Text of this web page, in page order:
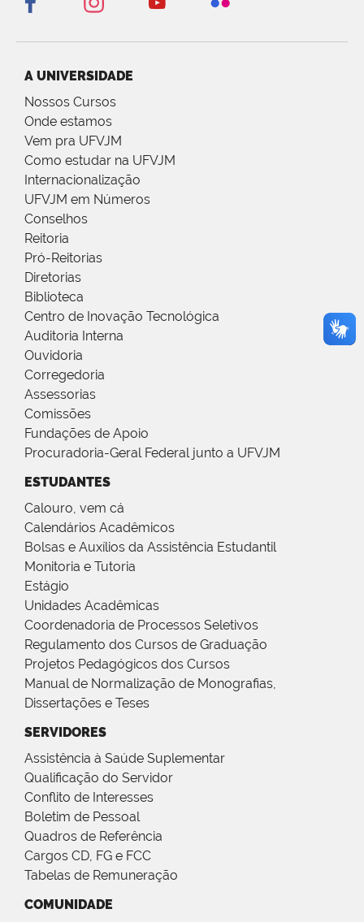
A UNIVERSIDADE
Nossos Cursos
Onde estamos
Vem pra UFVJM
Como estudar na UFVJM
Internacionalização
UFVJM em Números
Conselhos
Reitoria
Pró-Reitorias
Diretorias
Biblioteca
Centro de Inovação Tecnológica
Auditoria Interna
Ouvidoria
Corregedoria
Assessorias
Comissões
Fundações de Apoio
Procuradoria-Geral Federal junto a UFVJM
ESTUDANTES
Calouro, vem cá
Calendários Acadêmicos
Bolsas e Auxílios da Assistência Estudantil
Monitoria e Tutoria
Estágio
Unidades Acadêmicas
Coordenadoria de Processos Seletivos
Regulamento dos Cursos de Graduação
Projetos Pedagógicos dos Cursos
Manual de Normalização de Monografias,
Dissertações e Teses
SERVIDORES
Assistência à Saúde Suplementar
Qualificação do Servidor
Conflito de Interesses
Boletim de Pessoal
Quadros de Referência
Cargos CD, FG e FCC
Tabelas de Remuneração
COMUNIDADE